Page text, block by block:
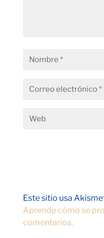
Este sitio usa
Aprende cómo se
comentarios.